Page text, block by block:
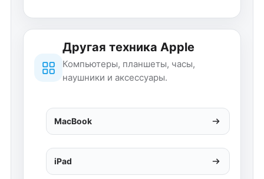
Другая техника Apple
Компьютеры, планшеты, часы,
наушники и аксессуары.
MacBook
iPad